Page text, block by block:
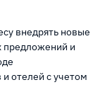
внедрять новые
предложений и
отелей с учетом